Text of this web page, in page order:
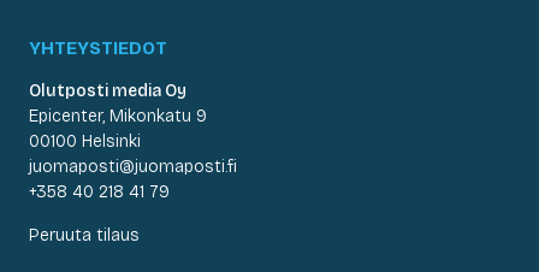
YHTEYSTIEDOT
Olutposti media Oy
Epicenter, Mikonkatu 9
00100 Helsinki
juomaposti@juomaposti.fi
+358 40 218 41 79
Peruuta tilaus